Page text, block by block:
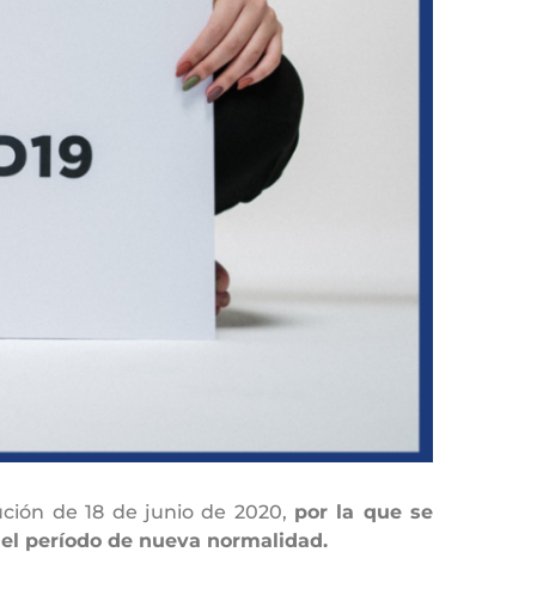
de 18 de junio de 2020, por la que se
período de nueva normalidad.